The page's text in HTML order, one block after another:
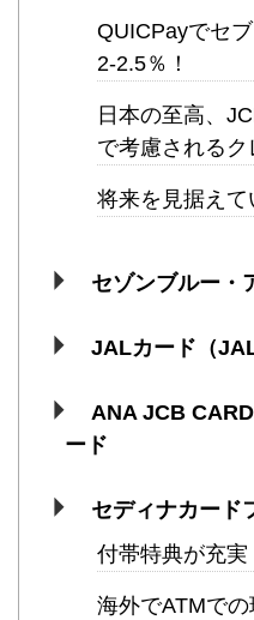
QUICPayでセ
2-2.5％！
日本の至高、
で考慮される
将来を見据え
セゾンブルー・
JALカード（
ANA JCB
ード
セディナカード
付帯特典が充実
海外でATMで